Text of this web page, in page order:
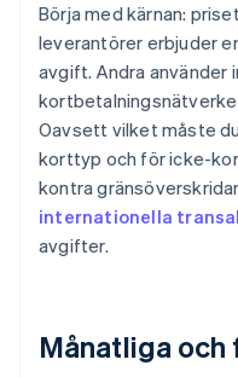
Börja med kärnan:
leverantörer erbjuder
avgift. Andra använder
Oavsett vilket måste
korttyp och för icke-
kontra
internationella
avgifter.
Månatliga